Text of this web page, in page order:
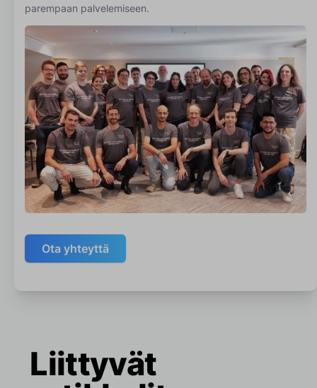
parempaan palvelemiseen.
Ota yhteyttä
Liittyvät